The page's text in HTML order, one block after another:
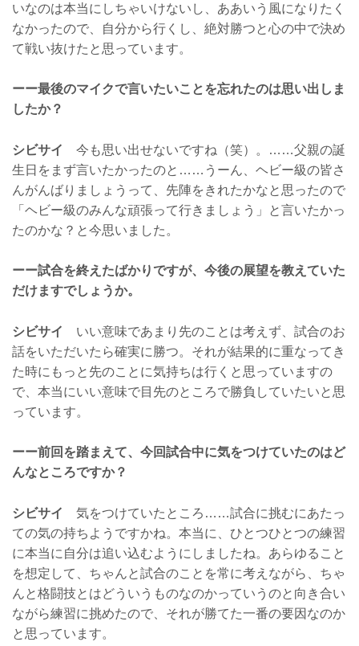
いなのは本当にしちゃいけないし、ああいう風になりたく
なかったので、自分から行くし、絶対勝つと心の中で決め
て戦い抜けたと思っています。
ーー最後のマイクで言いたいことを忘れたのは思い出しま
したか？
シビサイ
今も思い出せないですね（笑）。……父親の誕
生日をまず言いたかったのと……うーん、ヘビー級の皆さ
んがんばりましょうって、先陣をきれたかなと思ったので
「ヘビー級のみんな頑張って行きましょう」と言いたかっ
たのかな？と今思いました。
ーー試合を終えたばかりですが、今後の展望を教えていた
だけますでしょうか。
シビサイ
いい意味であまり先のことは考えず、試合のお
話をいただいたら確実に勝つ。それが結果的に重なってき
た時にもっと先のことに気持ちは行くと思っていますの
で、本当にいい意味で目先のところで勝負していたいと思
っています。
ーー前回を踏まえて、今回試合中に気をつけていたのはど
んなところですか？
シビサイ
気をつけていたところ……試合に挑むにあたっ
ての気の持ちようですかね。本当に、ひとつひとつの練習
に本当に自分は追い込むようにしましたね。あらゆること
を想定して、ちゃんと試合のことを常に考えながら、ちゃ
んと格闘技とはどういうものなのかっていうのと向き合い
ながら練習に挑めたので、それが勝てた一番の要因なのか
と思っています。